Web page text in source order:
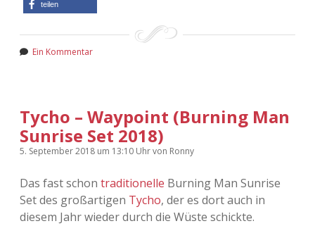
teilen
Ein Kommentar
Tycho – Waypoint (Burning Man
Sunrise Set 2018)
5. September 2018 um 13:10 Uhrvon Ronny
Das fast schon traditionelle Burning Man Sunrise
Set des großartigen Tycho, der es dort auch in
diesem Jahr wieder durch die Wüste schickte.